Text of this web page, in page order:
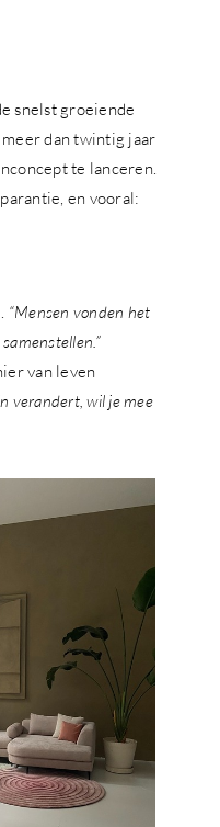
snelst groeiende
dan twintig jaar
te lanceren.
en vooral:
“Mensen vonden het
van leven
verandert, wil je mee